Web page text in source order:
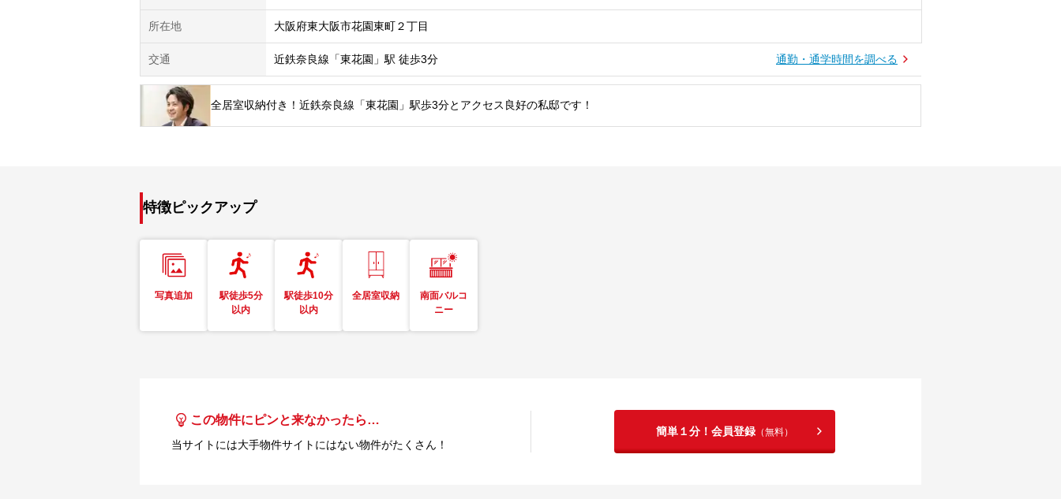
所在地 大阪府東大阪市花園東町２丁目
交通 近鉄奈良線「東花園」駅 徒歩3分 通勤・通学時間を調べる
全居室収納付き！近鉄奈良線「東花園」駅歩3分とアクセス良好の私邸です！
特徴ピックアップ
写真追加
駅徒歩5分
以内
駅徒歩10分
以内
全居室収納
南面バルコ
ニー
この物件にピンと来なかったら…
当サイトには大手物件サイトにはない物件がたくさん！
簡単１分！会員登録 （無料）